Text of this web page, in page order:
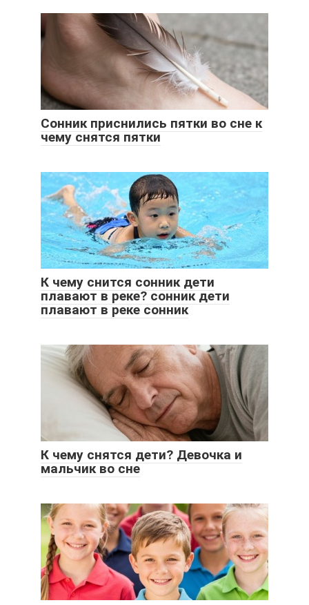
Сонник приснились пятки во сне к
чему снятся пятки
К чему снится сонник дети
плавают в реке? сонник дети
плавают в реке сонник
К чему снятся дети? Девочка и
мальчик во сне